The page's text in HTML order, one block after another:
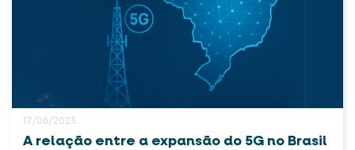
17/06/2025
A relação entre a expansão do 5G no Brasil